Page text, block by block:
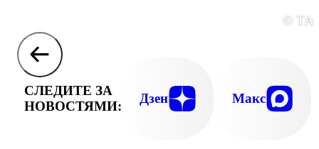
©
СЛЕДИТЕ ЗА
НОВОСТЯМИ:
Дзен Макс